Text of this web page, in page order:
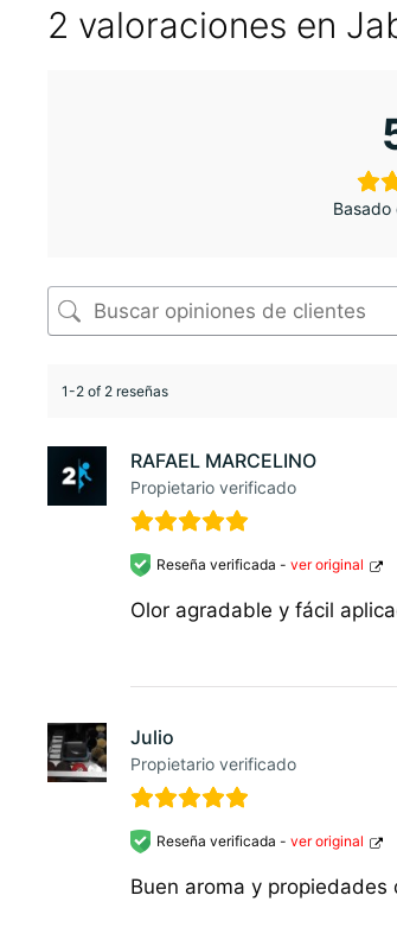
2 valoraciones en
Basado
1-2 of 2 reseñas
RAFAEL MARCELINO
Propietario verificado
Reseña verificada - ver original
Olor agradable y fácil
Julio
Propietario verificado
Reseña verificada - ver original
Buen aroma y